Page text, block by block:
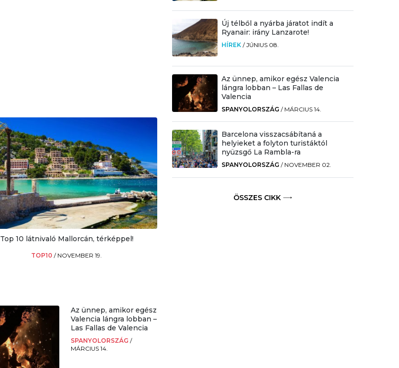
Top 10 látnivaló Mallorcán, térképpel!
TOP10/ NOVEMBER 19.
Az ünnep, amikor egész
Valencia lángra lobban –
Las Fallas de Valencia
SPANYOLORSZÁG /
MÁRCIUS 14.
Új télből a nyárba járatot indít a
Ryanair: irány Lanzarote!
HÍREK /JÚNIUS 08.
Az ünnep, amikor egész Valencia
lángra lobban – Las Fallas de
Valencia
SPANYOLORSZÁG / MÁRCIUS 14.
Barcelona visszacsábítaná a
helyieket a folyton turistáktól
nyüzsgő La Rambla-ra
SPANYOLORSZÁG / NOVEMBER 02.
ÖSSZES CIKK